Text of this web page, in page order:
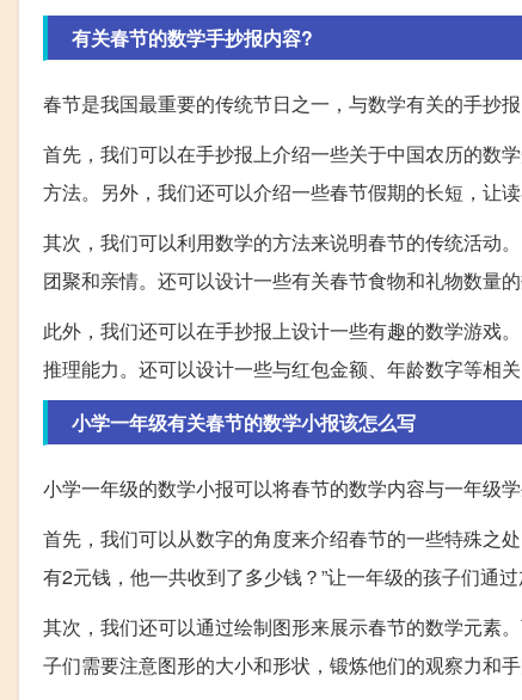
有关春节的数学手抄报内容?
春节是我国最重要的传统节日之一，与数学有关的手抄报
首先，我们可以在手抄报上介绍一些关于中国农历的数
方法。另外，我们还可以介绍一些春节假期的长短，让
其次，我们可以利用数学的方法来说明春节的传统活动
团聚和亲情。还可以设计一些有关春节食物和礼物数量
此外，我们还可以在手抄报上设计一些有趣的数学游戏
推理能力。还可以设计一些与红包金额、年龄数字等相
小学一年级有关春节的数学小报该怎么写
小学一年级的数学小报可以将春节的数学内容与一年级
首先，我们可以从数字的角度来介绍春节的一些特殊之
有2元钱，他一共收到了多少钱？”让一年级的孩子们通过
其次，我们还可以通过绘制图形来展示春节的数学元素
子们需要注意图形的大小和形状，锻炼他们的观察力和手